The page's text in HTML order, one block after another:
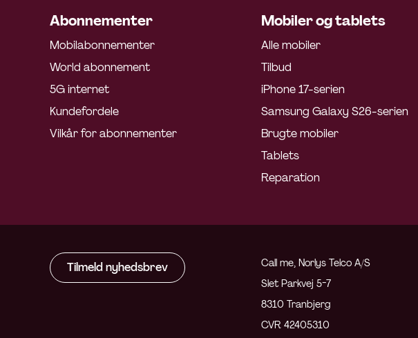
Abonnementer
Mobilabonnementer
World abonnement
5G internet
Kundefordele
Vilkår for abonnementer
Mobiler og tablets
Alle mobiler
Tilbud
iPhone 17-serien
Samsung Galaxy S26-serien
Brugte mobiler
Tablets
Reparation
Tilmeld nyhedsbrev
Call me, Norlys Telco A/S
Slet Parkvej 5-7
8310 Tranbjerg
CVR 42405310